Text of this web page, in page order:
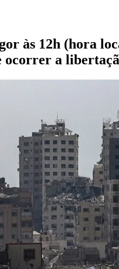
às 12h (hora
a